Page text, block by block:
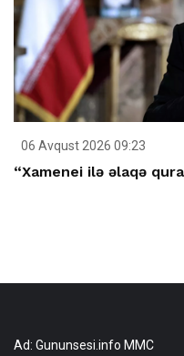
06 Avqust 2026 09:23
“Xamenei ilə əlaqə
Ad: Gununsesi.info MMC